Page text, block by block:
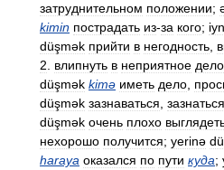
затруднительном положении;
kimin пострадать из-за кого;
düşmək прийти в негодность
2
влипнуть в неприятное дело
düşmək kimə иметь дело
düşmək зазнаваться зазнаться
düşmək очень плохо
нехорошо получится; yerinə
haraya оказался по пути куда;